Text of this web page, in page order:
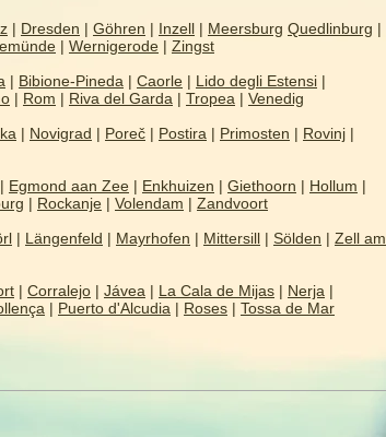
| Dresden | Göhren | Inzell | Meersburg Quedlinburg |
| Wernigerode | Zingst
| Bibione-Pineda | Caorle | Lido degli Estensi |
| Rom | Riva del Garda | Tropea | Venedig
| Novigrad | Poreč | Postira | Primosten | Rovinj |
| Egmond aan Zee | Enkhuizen | Giethoorn | Hollum |
| Rockanje | Volendam | Zandvoort
| Längenfeld | Mayrhofen | Mittersill | Sölden | Zell am
| Corralejo | Jávea | La Cala de Mijas | Nerja |
| Puerto d'Alcudia | Roses | Tossa de Mar